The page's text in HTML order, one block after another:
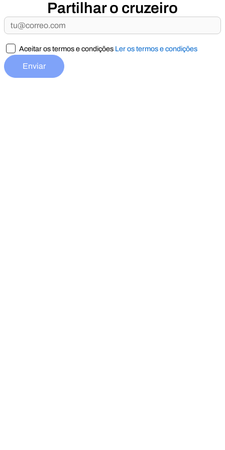
Partilhar o cruzeiro
Aceitar os termos e condições Ler os termos e condições
Enviar